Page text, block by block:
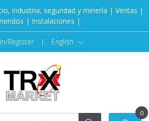
industria, seguridad y minería | Ventas |
| Instalaciones |
Register | English
0